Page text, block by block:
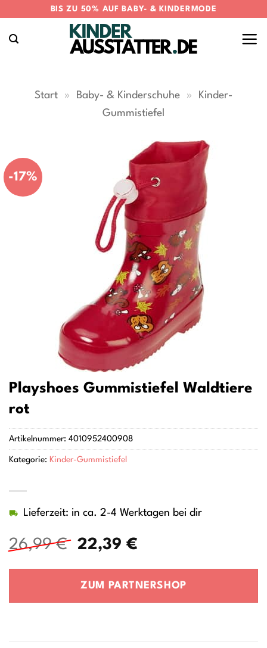
springen
BIS ZU 50% AUF BABY- & KINDERMODE
Start » Baby- & Kinderschuhe »
Kinder-
Gummistiefel
-17%
Playshoes Gummistiefel Waldtiere
rot
26,99€
Ursprünglicher
war:
22,39 €Aktueller
ist:
Lieferzeit: in ca. 2-4 Werktagen bei dir
ZUM PARTNERSHOP
Artikelnummer: 4010952400908
Kategorie: Kinder-Gummistiefel